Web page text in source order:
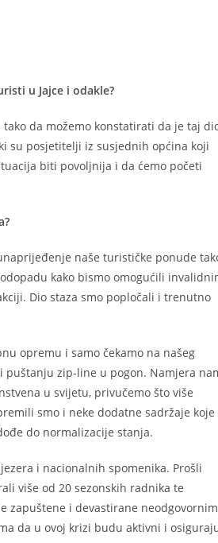
u Jajce i odakle?
da možemo konstatirati da je taj
su posjetitelji iz susjednih općina koji
biti povoljnija i da ćemo početi
naše turističke ponude
kako bismo omogućili
Dio staza smo popločali i trenutno
opremu i samo čekamo na našeg
puštanju zip-line u pogon. Namjera
u svijetu, privučemo što više
smo i neke dodatne sadržaje koje
do normalizacije stanja.
i nacionalnih spomenika. Prošli
više od 20 sezonskih radnika te
zapuštene i devastirane neodgovornim
da u ovoj krizi budu aktivni i